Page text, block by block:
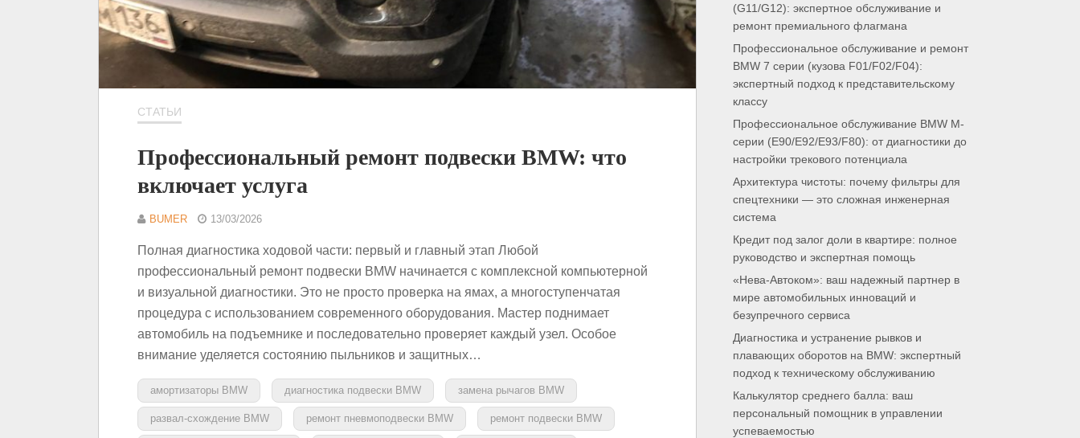
СТАТЬИ
Профессиональный ремонт подвески BMW: что
включает услуга
BUMER 13/03/2026
Полная диагностика ходовой части: первый и главный этап Любой
профессиональный ремонт подвески BMW начинается с комплексной компьютерной
и визуальной диагностики. Это не просто проверка на ямах, а многоступенчатая
процедура с использованием современного оборудования. Мастер поднимает
автомобиль на подъемнике и последовательно проверяет каждый узел. Особое
внимание уделяется состоянию пыльников и защитных…
амортизаторы BMW диагностика подвески BMW замена рычагов BMW
развал-схождение BMW ремонт пневмоподвески BMW ремонт подвески BMW
(G11/G12): экспертное обслуживание и
ремонт премиального флагмана
Профессиональное обслуживание и ремонт
BMW 7 серии (кузова F01/F02/F04):
экспертный подход к представительскому
классу
Профессиональное обслуживание BMW M-
серии (E90/E92/E93/F80): от диагностики до
настройки трекового потенциала
Архитектура чистоты: почему фильтры для
спецтехники — это сложная инженерная
система
Кредит под залог доли в квартире: полное
руководство и экспертная помощь
«Нева-Автоком»: ваш надежный партнер в
мире автомобильных инноваций и
безупречного сервиса
Диагностика и устранение рывков и
плавающих оборотов на BMW: экспертный
подход к техническому обслуживанию
Калькулятор среднего балла: ваш
персональный помощник в управлении
успеваемостью